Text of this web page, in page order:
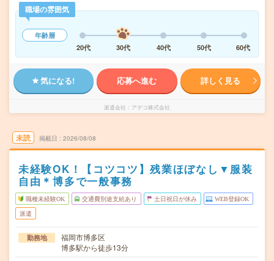
職場の雰囲気
年齢層
20代
30代 40代 50代 60代
気になる! 応募へ進む 詳しく見る
派遣会社 アデコ株式会社
未読 掲載日 2026/08/08
未経験OK！【コツコツ】残業ほぼなし▼服装
自由＊博多で一般事務
職種未経験OK 交通費別途支給あり 土日祝日が休み WEB登録OK
派遣
勤務地
福岡市博多区
博多駅から徒歩13分